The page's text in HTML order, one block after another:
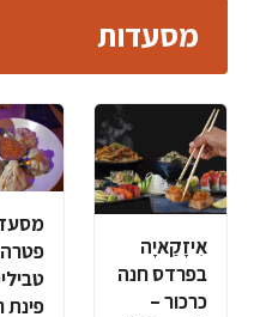
מסעדות
אִיזָקַאיָה
בפרדס חנה
כרכור –
פינת